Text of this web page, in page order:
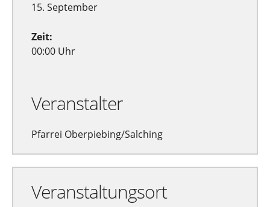
15. September
Zeit:
00:00 Uhr
Veranstalter
Pfarrei Oberpiebing/Salching
Veranstaltungsort